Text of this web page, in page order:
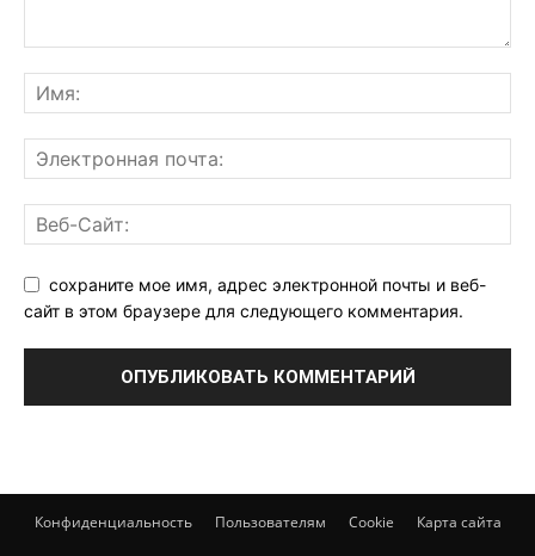
сохраните мое имя, адрес электронной почты и веб-
сайт в этом браузере для следующего комментария.
Конфиденциальность Пользователям Cookie Карта сайта